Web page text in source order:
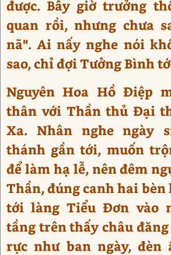
được. Bây giờ trưởng
quan rồi, nhưng chưa
nã". Ai nấy nghe nói
sao, chỉ đợi Tưởng Bình
Nguyên Hoa Hồ Điệp
thân với Thần thủ Đại
Xa. Nhân nghe ngày
thánh gần tới, muốn
để làm hạ lễ, nên đêm
Thần, đúng canh hai bèn
tới làng Tiểu Đơn vào
tầng trên thấy châu
rực như ban ngày, đèn